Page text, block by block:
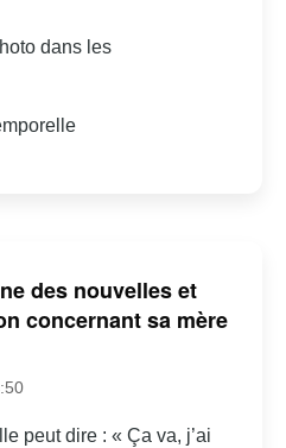
dans les
des nouvelles et
concernant sa mère
peut dire : « Ça va, j’ai